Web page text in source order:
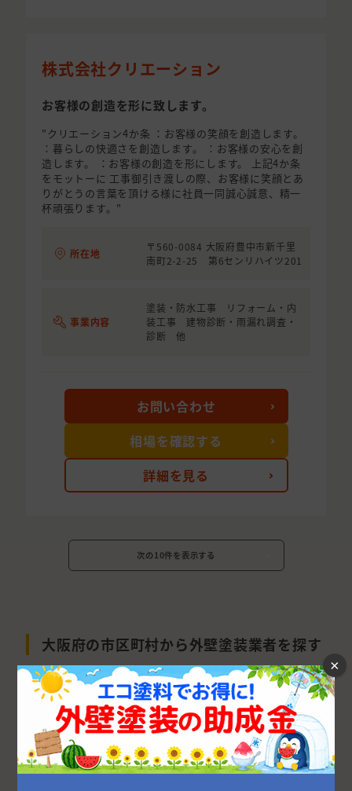
株式会社クリエーション
お客様の創造を形に致します。
"クリエーション4か条 ：お客様の笑顔を創造します。
：暮らしの快適さを創造します。 ：お客様の安心を創
造します。 ：お客様の創造を形にします。 上記4か条
をモットーに 工事御引き渡しの際、お客様に笑顔とあ
りがとうの言葉を頂ける様に社員一同誠心誠意、精一
杯頑張ります。"
所在地
〒560-0084 大阪府豊中市新千里
南町2-2-25 第6センリハイツ201
事業内容
塗装・防水工事 リフォーム・内
装工事 建物診断・雨漏れ調査・
診断 他
詳細を見る
お問い合わせ
相場を確認する
次の10件を表示する
大阪府の市区町村から外壁塗装業者を探す
大阪市 堺市 東大阪市 枚方市
豊中市
高槻市
吹田市 八尾市
寝屋川市
茨木市
和泉市 岸和田市
箕面市
羽曳野市
泉南郡 守口市 松原市
×